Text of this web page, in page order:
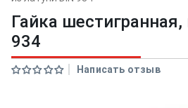
Гайка шестигранная,
934
Написать отзыв